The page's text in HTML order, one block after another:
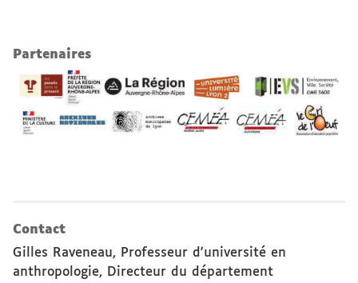
Partenaires
Contact
Gilles Raveneau, Professeur d'université en
anthropologie, Directeur du département